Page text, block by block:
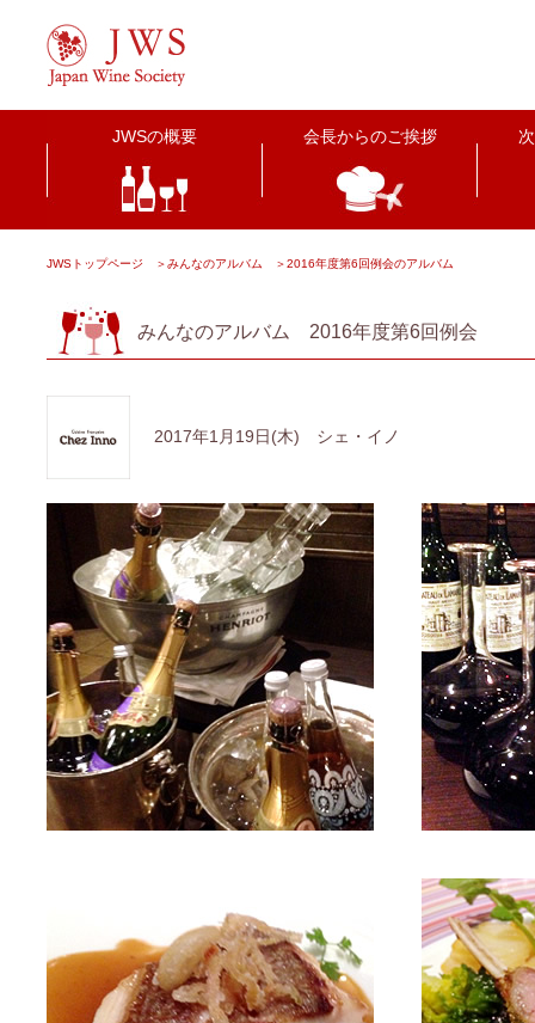
JWSの概要 会長からのご挨拶
JWSトップページ ＞みんなのアルバム ＞2016年度第6回例会のアルバム
みんなのアルバム 2016年度第6回例会
2017年1月19日(木) シェ・イノ